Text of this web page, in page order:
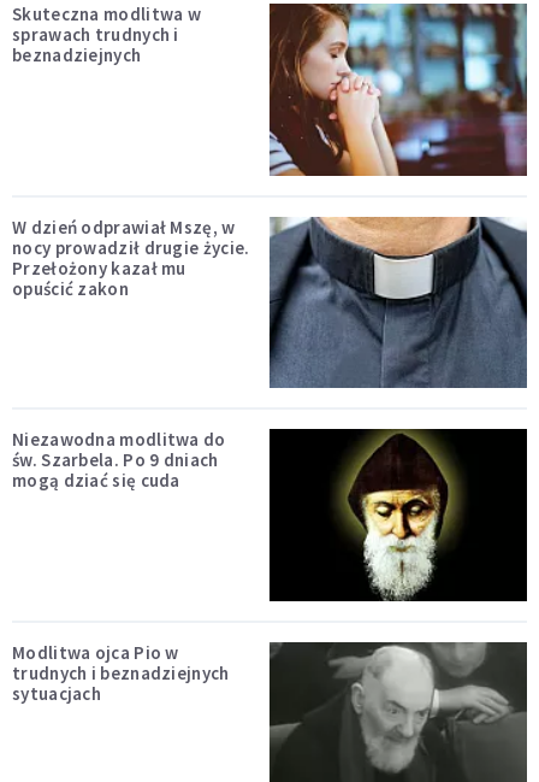
Skuteczna modlitwa w
sprawach trudnych i
beznadziejnych
W dzień odprawiał Mszę, w
nocy prowadził drugie życie.
Przełożony kazał mu
opuścić zakon
Niezawodna modlitwa do
św. Szarbela. Po 9 dniach
mogą dziać się cuda
Modlitwa ojca Pio w
trudnych i beznadziejnych
sytuacjach